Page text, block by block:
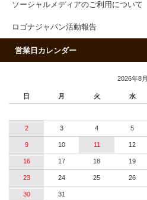
ソーシャルメディアのご利用について
ロゴナジャパン活動報告
営業日カレンダー
2026年8月
日 月 火 水
2 3 4 5
9 10 11 12
16 17 18 19
23 24 25 26
30 31